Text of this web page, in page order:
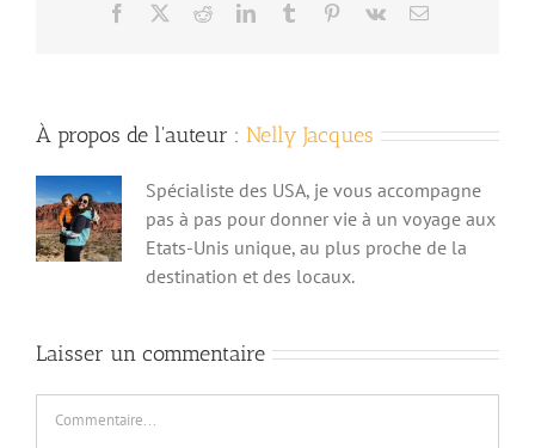
Facebook RedditLinkedInTumblr Pinterest
Vk Email
À propos de l'auteur : Nelly Jacques
Spécialiste des USA, je vous accompagne
pas à pas pour donner vie à un voyage aux
Etats-Unis unique, au plus proche de la
destination et des locaux.
Laisser un commentaire